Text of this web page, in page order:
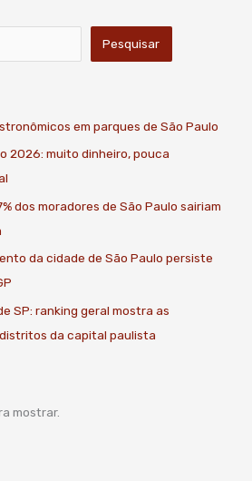
Pesquisar
em parques de São Paulo
2026: muito dinheiro, pouca
dos moradores de São Paulo sairiam
da cidade de São Paulo persiste
SP: ranking geral mostra as
da capital paulista
mostrar.